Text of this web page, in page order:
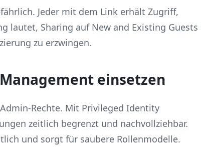
Jeder mit dem Link erhält Zugriff,
lautet, Sharing auf New and Existing Guests
zu erzwingen.
einsetzen
Mit Privileged Identity
zeitlich begrenzt und nachvollziehbar.
und sorgt für saubere Rollenmodelle.